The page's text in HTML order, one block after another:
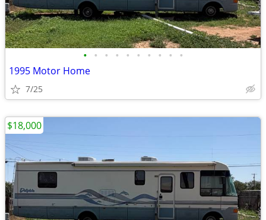
• • • • • • • • • •
1995 Motor Home
7/25
$18,000